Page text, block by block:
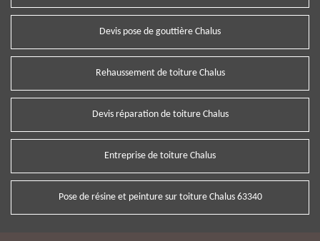
Devis pose de gouttière Chalus
Rehaussement de toiture Chalus
Devis réparation de toiture Chalus
Entreprise de toiture Chalus
Pose de résine et peinture sur toiture Chalus 63340